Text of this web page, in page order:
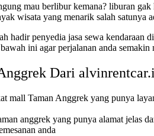
mau berlibur kemana? liburan gak
wisata yang menarik salah satunya
hadir penyedia jasa sewa kendaraan
ini agar perjalanan anda semakin
Dari
mall Taman Anggrek yang punya
anggrek yang punya alamat jelas
anda